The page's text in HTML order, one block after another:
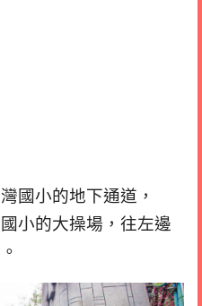
國小的地下通道，
小的大操場，往左邊